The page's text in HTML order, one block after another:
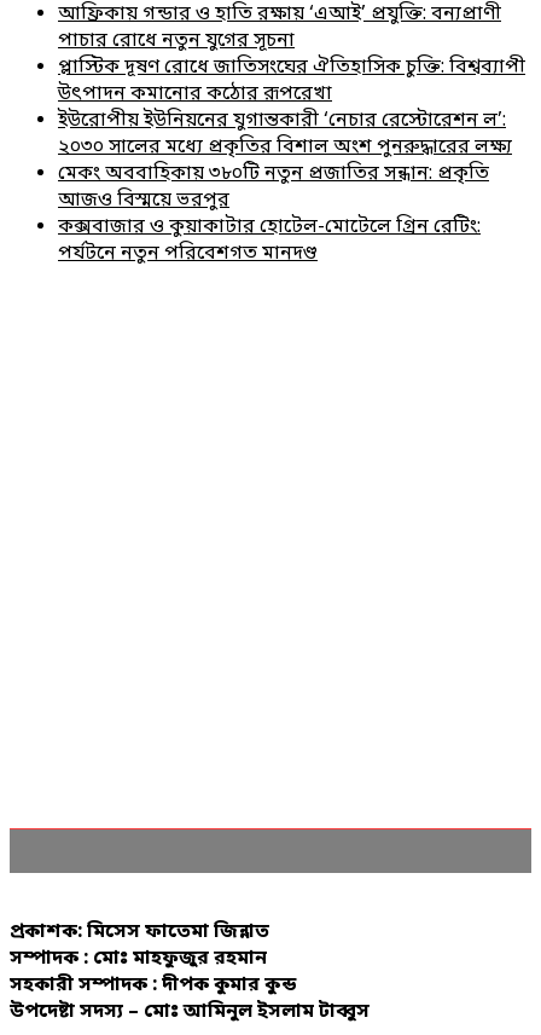
আফ্রিকায় গন্ডার ও হাতি রক্ষায় ‘এআই’ প্রযুক্তি: বন্যপ্রাণী
পাচার রোধে নতুন যুগের সূচনা
প্লাস্টিক দূষণ রোধে জাতিসংঘের ঐতিহাসিক চুক্তি: বিশ্বব্যাপী
উৎপাদন কমানোর কঠোর রূপরেখা
ইউরোপীয় ইউনিয়নের যুগান্তকারী ‘নেচার রেস্টোরেশন ল’:
২০৩০ সালের মধ্যে প্রকৃতির বিশাল অংশ পুনরুদ্ধারের লক্ষ্য
মেকং অববাহিকায় ৩৮০টি নতুন প্রজাতির সন্ধান: প্রকৃতি
আজও বিস্ময়ে ভরপুর
কক্সবাজার ও কুয়াকাটার হোটেল-মোটেলে গ্রিন রেটিং:
পর্যটনে নতুন পরিবেশগত মানদণ্ড
প্রকাশক: মিসেস ফাতেমা জিন্নাত
সম্পাদক : মোঃ মাহফুজুর রহমান
সহকারী সম্পাদক : দীপক কুমার কুন্ড
উপদেষ্টা সদস্য – মোঃ আমিনুল ইসলাম টাব্বুস